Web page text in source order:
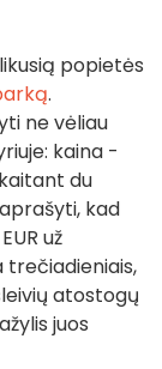
popietės
.
ne vėliau
kaina -
du
kad
už
atostogų
juos